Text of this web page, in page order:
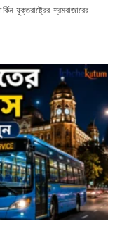
যুক্তরাষ্ট্রের শ্রমবাজারের